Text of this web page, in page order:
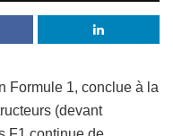
Formule 1, conclue à la
(devant